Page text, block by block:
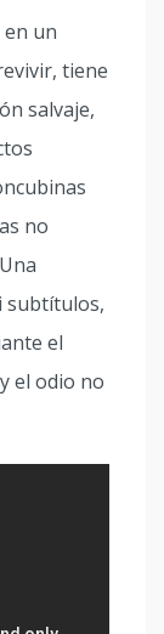
un
tiene
salvaje,
no
subtítulos,
el
el odio no